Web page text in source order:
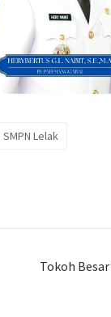
SMPN Lelak
Tokoh